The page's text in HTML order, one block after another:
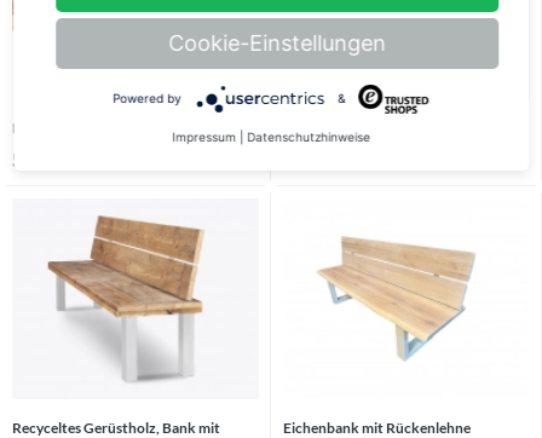
Neues Gerüstholz
599 €
die Ulli - 2 Stück
Recyceltes Gerüstholz, Bank mit
Eichenbank mit Rückenlehne
Cookie-Einstellungen
Powered by &
Impressum Datenschutzhinweise